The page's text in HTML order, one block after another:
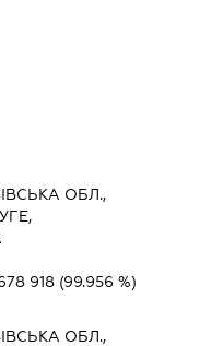
ОБЛ.,
918(99.956 %)
ОБЛ.,